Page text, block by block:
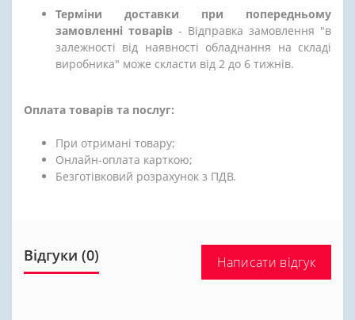
Терміни доставки при попередньому
замовленні товарів - Відправка замовлення "в
залежності від наявності обладнання на складі
виробника" може скласти від 2 до 6 тижнів.
Оплата товарів та послуг:
При отримані товару;
Онлайн-оплата карткою;
Безготівковий розрахунок з ПДВ.
Відгуки (0) Написати відгук